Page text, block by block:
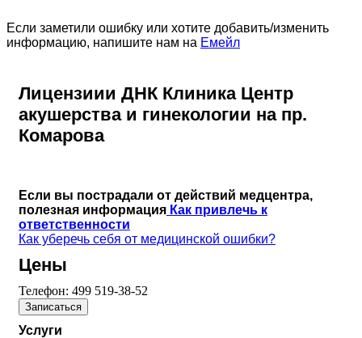
Если заметили ошибку или хотите добавить/изменить
информацию, напишите нам на Емейл
Лицензиии ДНК Клиника Центр
акушерства и гинекологии на пр.
Комарова
Если вы пострадали от действий медцентра,
полезная информация Как привлечь к
ответственности
Как уберечь себя от медицинской ошибки?
Цены
Телефон: 499 519-38-52
Записаться
Услуги